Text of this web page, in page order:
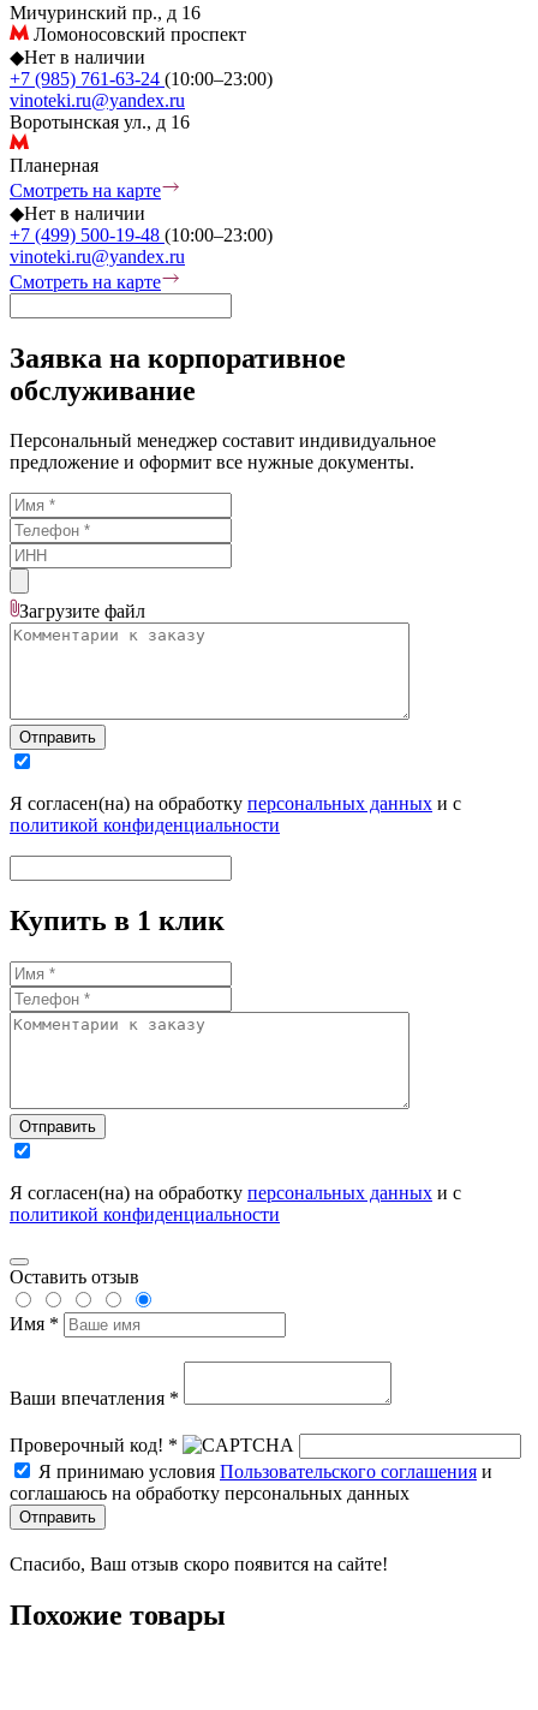
Мичуринский пр., д 16
Ломоносовский проспект
◆Нет в наличии
+7 (985) 761-63-24 (10:00–23:00)
vinoteki.ru@yandex.ru
Воротынская ул., д 16
Планерная
Смотреть на карте
◆Нет в наличии
+7 (499) 500-19-48 (10:00–23:00)
vinoteki.ru@yandex.ru
Смотреть на карте
Заявка на корпоративное
обслуживание
Персональный менеджер составит индивидуальное
предложение и оформит все нужные документы.
Загрузите файл
Отправить
Я согласен(на) на обработку персональных данных и с
политикой конфиденциальности
Купить в 1 клик
Отправить
Я согласен(на) на обработку персональных данных и с
политикой конфиденциальности
Оставить отзыв
Имя *
Ваши впечатления *
Проверочный код! *
Я принимаю условия Пользовательского соглашения и
соглашаюсь на обработку персональных данных
Отправить
Спасибо, Ваш отзыв скоро появится на сайте!
Похожие товары